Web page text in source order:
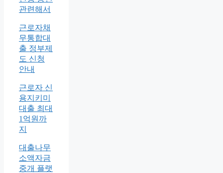
관련해서
근로자채
무통합대
출 정부제
도 신청
안내
근로자 신
용지키미
대출 최대
1억원까
지
대출나무
소액자금
중개 플랫